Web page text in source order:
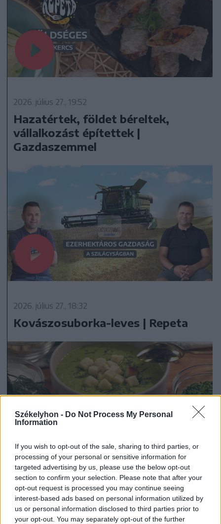
Székelyhon - Do Not Process My Personal
Information
If you wish to opt-out of the sale, sharing to third parties, or
processing of your personal or sensitive information for
targeted advertising by us, please use the below opt-out
section to confirm your selection. Please note that after your
opt-out request is processed you may continue seeing
interest-based ads based on personal information utilized by
us or personal information disclosed to third parties prior to
your opt-out. You may separately opt-out of the further
2026. július 27., 19:52
Hazatértek, földet béreltek,
vállalkozást építettek |
Gazdaszemmel
2026. július 27., 18:32
Kovászosuborka-leves | Repeta
2026. július 19., 11:07
Szoknyás Gurulás: bolondos
ötletként indult, értékes